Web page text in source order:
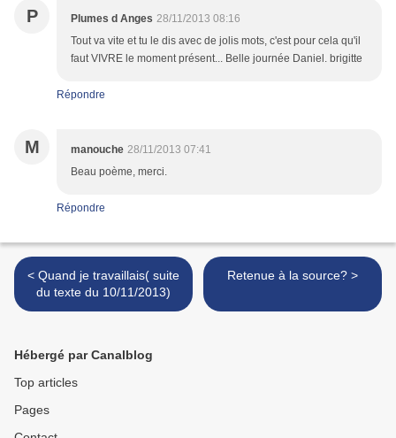
P Plumes d Anges 28/11/2013 08:16
Tout va vite et tu le dis avec de jolis mots, c'est pour cela qu'il
faut VIVRE le moment présent... Belle journée Daniel. brigitte
Répondre
M manouche 28/11/2013 07:41
Beau poème, merci.
Répondre
< Quand je travaillais( suite
du texte du 10/11/2013)
Retenue à la source? >
Hébergé par Canalblog
Top articles
Pages